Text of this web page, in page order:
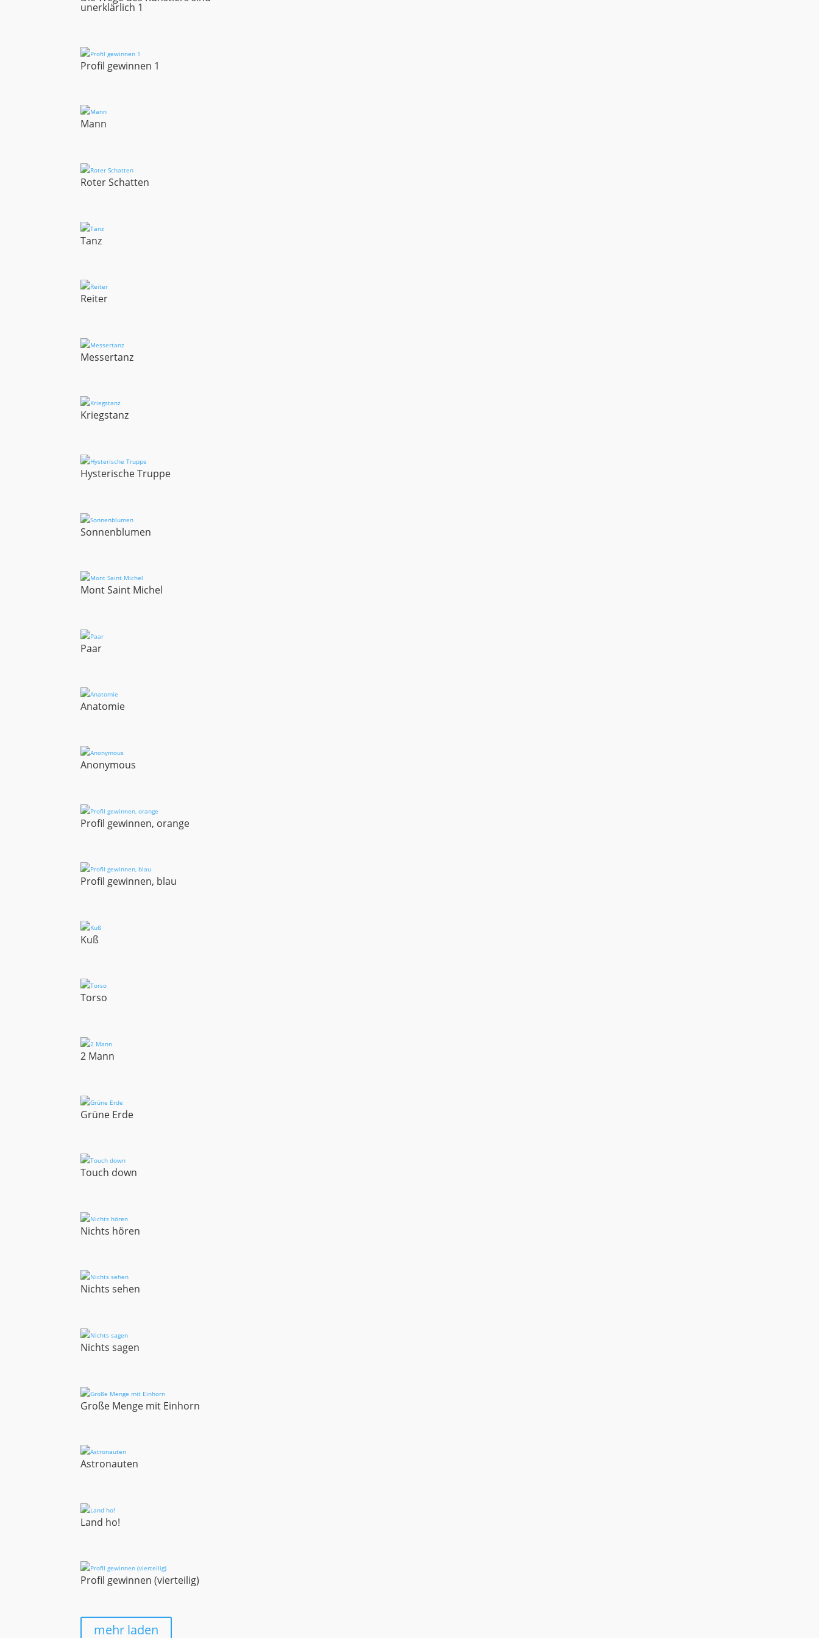
unerklärlich 1
Profil gewinnen 1
Mann
Roter Schatten
Tanz
Reiter
Messertanz
Kriegstanz
Hysterische Truppe
Sonnenblumen
Mont Saint Michel
Paar
Anatomie
Anonymous
Profil gewinnen, orange
Profil gewinnen, blau
Kuß
Torso
2 Mann
Grüne Erde
Touch down
Nichts hören
Nichts sehen
Nichts sagen
Große Menge mit Einhorn
Astronauten
Land ho!
Profil gewinnen (vierteilig)
mehr laden